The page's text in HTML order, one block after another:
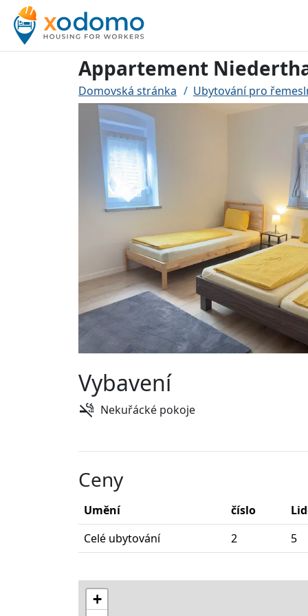
Appartement
Domovská stránka Ubytování pro
Vybavení
Nekuřácké pokoje
Ceny
Umění číslo
Celé ubytování
2 5
+